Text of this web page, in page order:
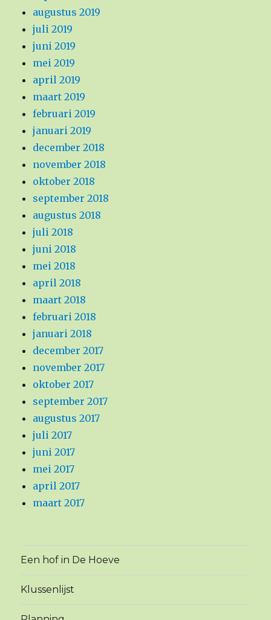
augustus 2019
juli 2019
juni 2019
mei 2019
april 2019
maart 2019
februari 2019
januari 2019
december 2018
november 2018
oktober 2018
september 2018
augustus 2018
juli 2018
juni 2018
mei 2018
april 2018
maart 2018
februari 2018
januari 2018
december 2017
november 2017
oktober 2017
september 2017
augustus 2017
juli 2017
juni 2017
mei 2017
april 2017
maart 2017
Een hof in De Hoeve
Klussenlijst